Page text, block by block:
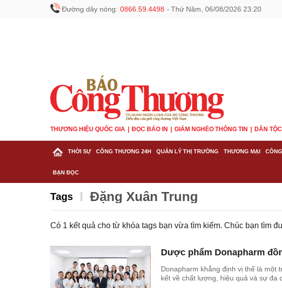
Đường dây nóng: 0866.59.4498 - Thứ Năm, 06/08/2026 23:20
THƯƠNG HIỆU QUỐC GIA ĐỌC BÁO IN GIẢM NGHÈO THÔNG TIN DÂN
THỜI SỰ CÔNG THƯƠNG 24H QUẢN LÝ THỊ TRƯỜNG THƯƠNG MẠI
BẠN ĐỌC
Tags Đặng Xuân Trung
Có 1 kết quả cho từ khóa tags bạn vừa tìm kiếm. Chúc bạn tìm
Dược phẩm Donapharm
Donapharm khẳng định vị thế là một
kết về chất lượng, hiệu quả và sự đa